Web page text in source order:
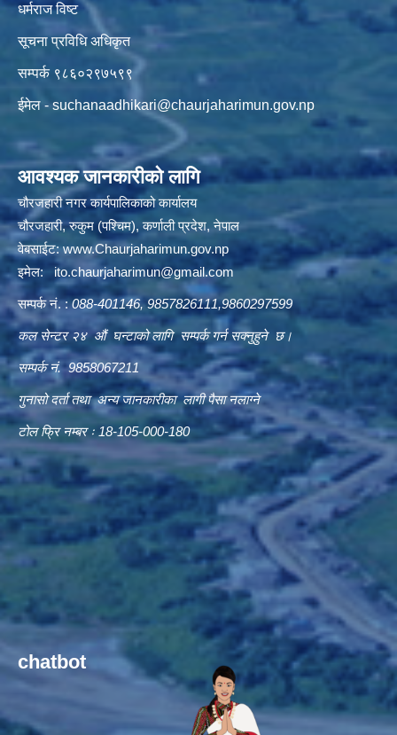
धर्मराज विष्ट
सूचना प्रविधि अधिकृत
सम्पर्क ९८६०२९७५९९
ईमेल -suchanaadhikari@chaurjaharimun.gov.np
आवश्यक जानकारीको लागि
चौरजहारी नगर कार्यपालिकाको कार्यालय
चौरजहारी, रुकुम (पश्चिम), कर्णाली प्रदेश, नेपाल
वेबसाईट:www.Chaurjaharimun.gov.np
इमेल: ito.chaurjaharimun@gmail.com
सम्पर्क नं. :088-401146, 9857826111,9860297599
कल सेन्टर २४ औं घन्टाको लागि सम्पर्क गर्न सक्नुहुने छ।
सम्पर्क नं. 9858067211
गुनासो दर्ता तथा अन्य जानकारीका लागी पैसा नलाग्ने
टोल फ्रि नम्बर ः 18-105-000-180
chatbot